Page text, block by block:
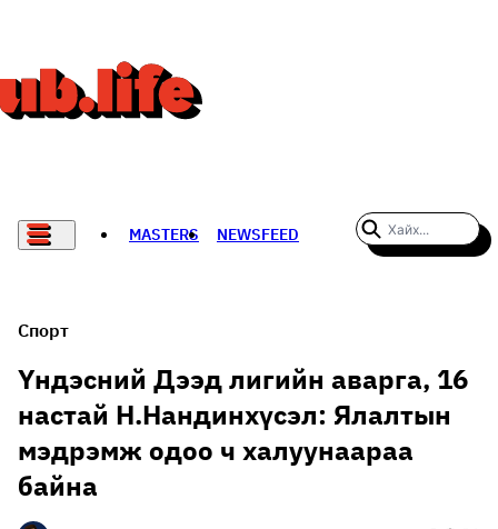
MASTERS NEWSFEED
THE NEW YORK TIMES
НАДАД НЭГ САНАЛ БАЙНА
Спорт
Үндэсний Дээд лигийн аварга, 16
настай Н.Нандинхүсэл: Ялалтын
мэдрэмж одоо ч халуунаараа
байна